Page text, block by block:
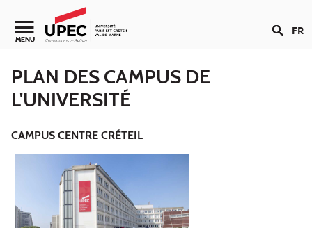
Aller au contenu
MENU FR
PLAN DES CAMPUS DE
L'UNIVERSITÉ
CAMPUS CENTRE CRÉTEIL